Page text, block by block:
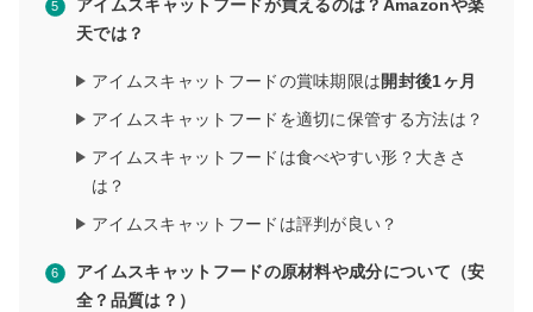
アイムスキャットフードが買えるのは？Amazonや楽
天では？
アイムスキャットフードの賞味期限は開封後1ヶ月
アイムスキャットフードを適切に保管する方法は？
アイムスキャットフードは食べやすい形？大きさ
は？
アイムスキャットフードは評判が良い？
アイムスキャットフードの原材料や成分について（安
全？品質は？）